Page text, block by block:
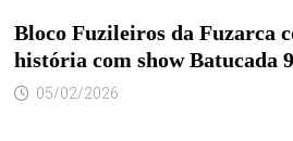
Bloco Fuzileiros da Fuzarca
história com show Batucada
05/02/2026